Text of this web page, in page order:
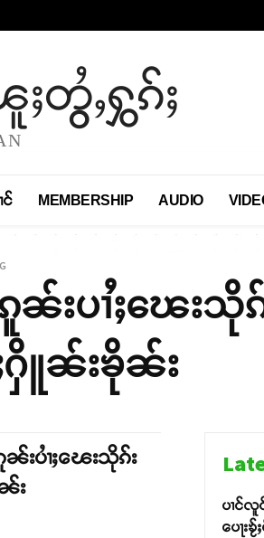
ႈတွႆႇႁွၵ်ႈ
င် MEMBERSHIP AUDIO
းပၢႆႈၽေးသိုၵ်
ႁိူၼ်းၶိုၼ်း
းပၢႆႈၽေးသိုၵ်း
း
ပၢင်လူ
ပေႃး